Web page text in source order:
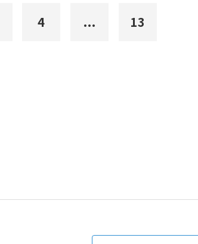
4 ... 13